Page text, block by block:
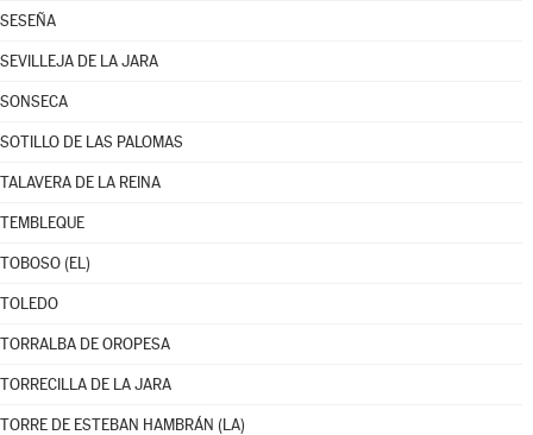
SESEÑA
SEVILLEJA DE LA JARA
SONSECA
SOTILLO DE LAS PALOMAS
TALAVERA DE LA REINA
TEMBLEQUE
TOBOSO (EL)
TOLEDO
TORRALBA DE OROPESA
TORRECILLA DE LA JARA
TORRE DE ESTEBAN HAMBRÁN (LA)